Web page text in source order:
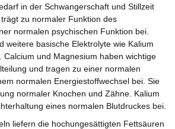
in der Schwangerschaft und Stillzeit
zu normaler Funktion des
normalen psychischen Funktion bei.
weitere basische Elektrolyte wie Kalium
Calcium und Magnesium haben wichtige
und tragen zu einer normalen
normalen Energiestoffwechsel bei. Sie
normaler Knochen und Zähne. Kalium
eines normalen Blutdruckes bei.
liefern die hochungesättigten Fettsäuren